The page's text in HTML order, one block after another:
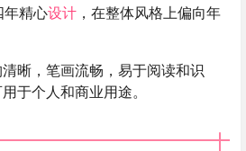
年精心设计 ，在整体风格上偏向年
晰，笔画流畅，易于阅读和识
用于个人和商业用途。